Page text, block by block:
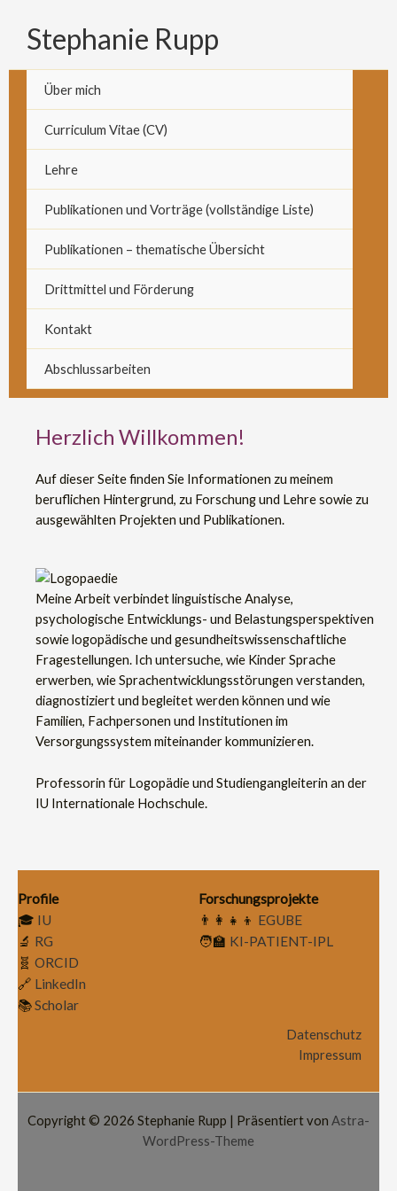
Inhalt
springenStephanie Rupp
Über mich
Curriculum Vitae (CV)
Lehre
Publikationen und Vorträge (vollständige Liste)
Publikationen – thematische Übersicht
Drittmittel und Förderung
Kontakt
Abschlussarbeiten
Herzlich Willkommen!
Auf dieser Seite finden Sie Informationen zu meinem
beruflichen Hintergrund, zu Forschung und Lehre sowie zu
ausgewählten Projekten und Publikationen.
Meine Arbeit verbindet linguistische Analyse,
psychologische Entwicklungs- und Belastungsperspektiven
sowie logopädische und gesundheitswissenschaftliche
Fragestellungen. Ich untersuche, wie Kinder Sprache
erwerben, wie Sprachentwicklungsstörungen verstanden,
diagnostiziert und begleitet werden können und wie
Familien, Fachpersonen und Institutionen im
Versorgungssystem miteinander kommunizieren.
Professorin für Logopädie und Studiengangleiterin an der
IU Internationale Hochschule.
Profile
🎓 IU
🔬 RG
🧬 ORCID
🔗 LinkedIn
📚Scholar
Forschungsprojekte
👨‍👩‍👧‍👦 EGUBE
🧑‍🏫 KI-PATIENT-IPL
Datenschutz
Impressum
Copyright © 2026 Stephanie Rupp | Präsentiert von Astra-
WordPress-Theme